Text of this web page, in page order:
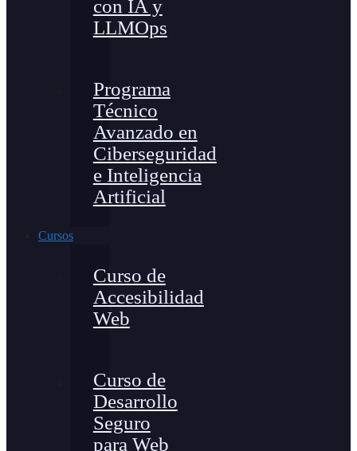
con IA y
LLMOps
Programa
Técnico
Avanzado en
Ciberseguridad
e Inteligencia
Artificial
Cursos
Curso de
Accesibilidad
Web
Curso de
Desarrollo
Seguro
para Web